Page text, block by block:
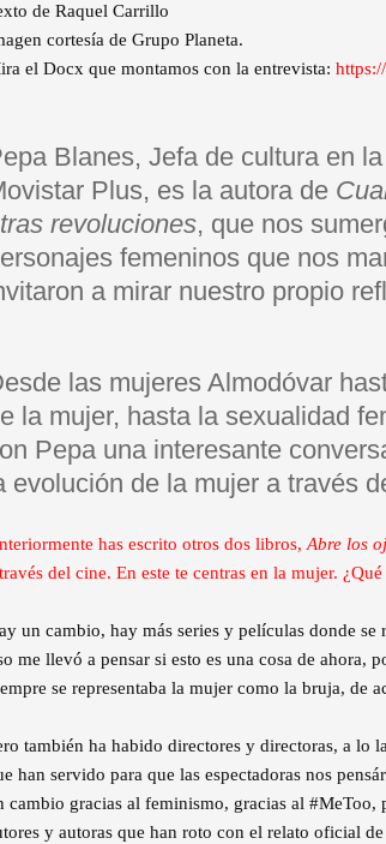
de Raquel Carrillo
cortesía de Grupo Planeta.
el Docx que montamos con la entrevista:
Blanes, Jefa de cultura en
Plus, es la autora de
revoluciones, que nos
femeninos que nos
a mirar nuestro propio
las mujeres Almodóvar
la mujer, hasta la sexualidad
Pepa una interesante
evolución de la mujer a través
has escrito otros dos libros,Abre los
del cine. En este te centras en la mujer.
un cambio, hay más series y películas donde se
me llevó a pensar si esto es una cosa de ahora,
se representaba la mujer como la bruja, de
también ha habido directores y directoras, a lo
han servido para que las espectadoras nos
cambio gracias al feminismo, gracias al
y autoras que han roto con el relato oficial